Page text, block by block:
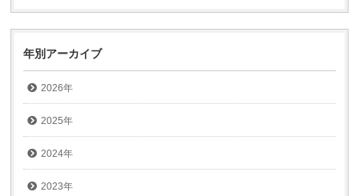
年別アーカイブ
2026年
2025年
2024年
2023年